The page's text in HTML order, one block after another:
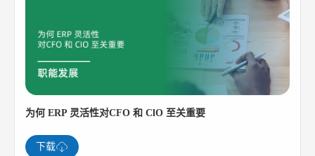
为何 ERP 灵活性对CFO 和 ClO 至关重要
下载